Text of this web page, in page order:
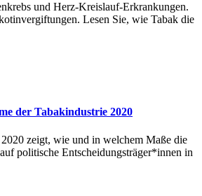
und Herz-Kreislauf-Erkrankungen.
Lesen Sie, wie Tabak die
der Tabakindustrie 2020
zeigt, wie und in welchem Maße die
politische Entscheidungsträger*innen in